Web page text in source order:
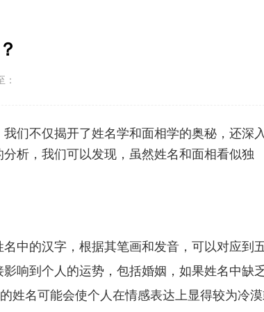
：
们不仅揭开了姓名学和面相学的奥秘，还深入
析，我们可以发现，虽然姓名和面相看似独
中的汉字，根据其笔画和发音，可以对应到
响到个人的运势，包括婚姻，如果姓名中缺乏
姓名可能会使个人在情感表达上显得较为冷